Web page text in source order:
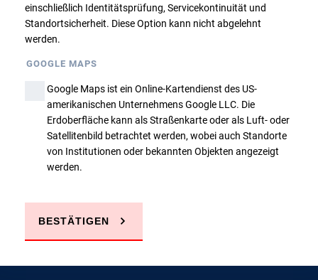
Zurück
Sie haben Fragen?
einschließlich Identitätsprüfung, Servicekontinuität und
Standortsicherheit. Diese Option kann nicht abgelehnt
werden.
GOOGLE MAPS
Google Maps ist ein Online-Kartendienst des US-
amerikanischen Unternehmens Google LLC. Die
Erdoberfläche kann als Straßenkarte oder als Luft- oder
Satellitenbild betrachtet werden, wobei auch Standorte
von Institutionen oder bekannten Objekten angezeigt
werden.
BESTÄTIGEN